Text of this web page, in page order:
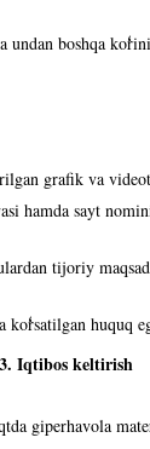
undan boshqa ko
grafik va
hamda sayt
tijoriy
korsatilgan huquq
3. Iqtibos keltirish
giperhavola